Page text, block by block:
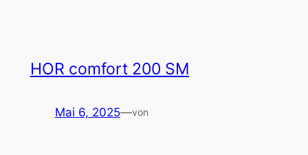
HOR comfort 200 SM
Mai 6, 2025—von